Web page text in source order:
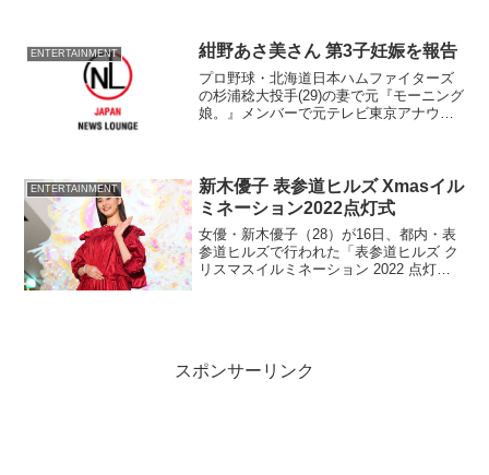
ましたが、症状が改善せずに誠に残念な
がら8月13日に永眠しました」（公式Xよ
り）と伝えた。
ENTERTAINMENT 紺野あさ美さん 第3子妊娠を報告
プロ野球・北海道日本ハムファイターズ
の杉浦稔大投手(29)の妻で元『モーニング
娘。』メンバーで元テレビ東京アナウン
ENTERTAINMENT
新木優子 表参道ヒルズ Xmasイル
ミネーション2022点灯式
女優・新木優子（28）が16日、都内・表
参道ヒルズで行われた「表参道ヒルズ ク
リスマスイルミネーション 2022 点灯
スポンサーリンク